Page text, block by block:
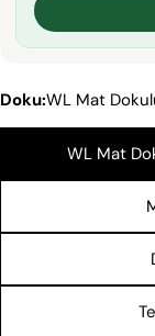
Doku:WL Mat
WL Mat
* işaretli